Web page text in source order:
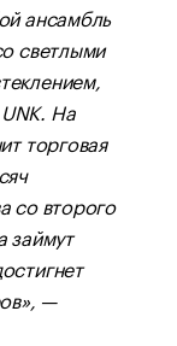
ансамбль
светлыми
На
торговая
со второго
займут
—